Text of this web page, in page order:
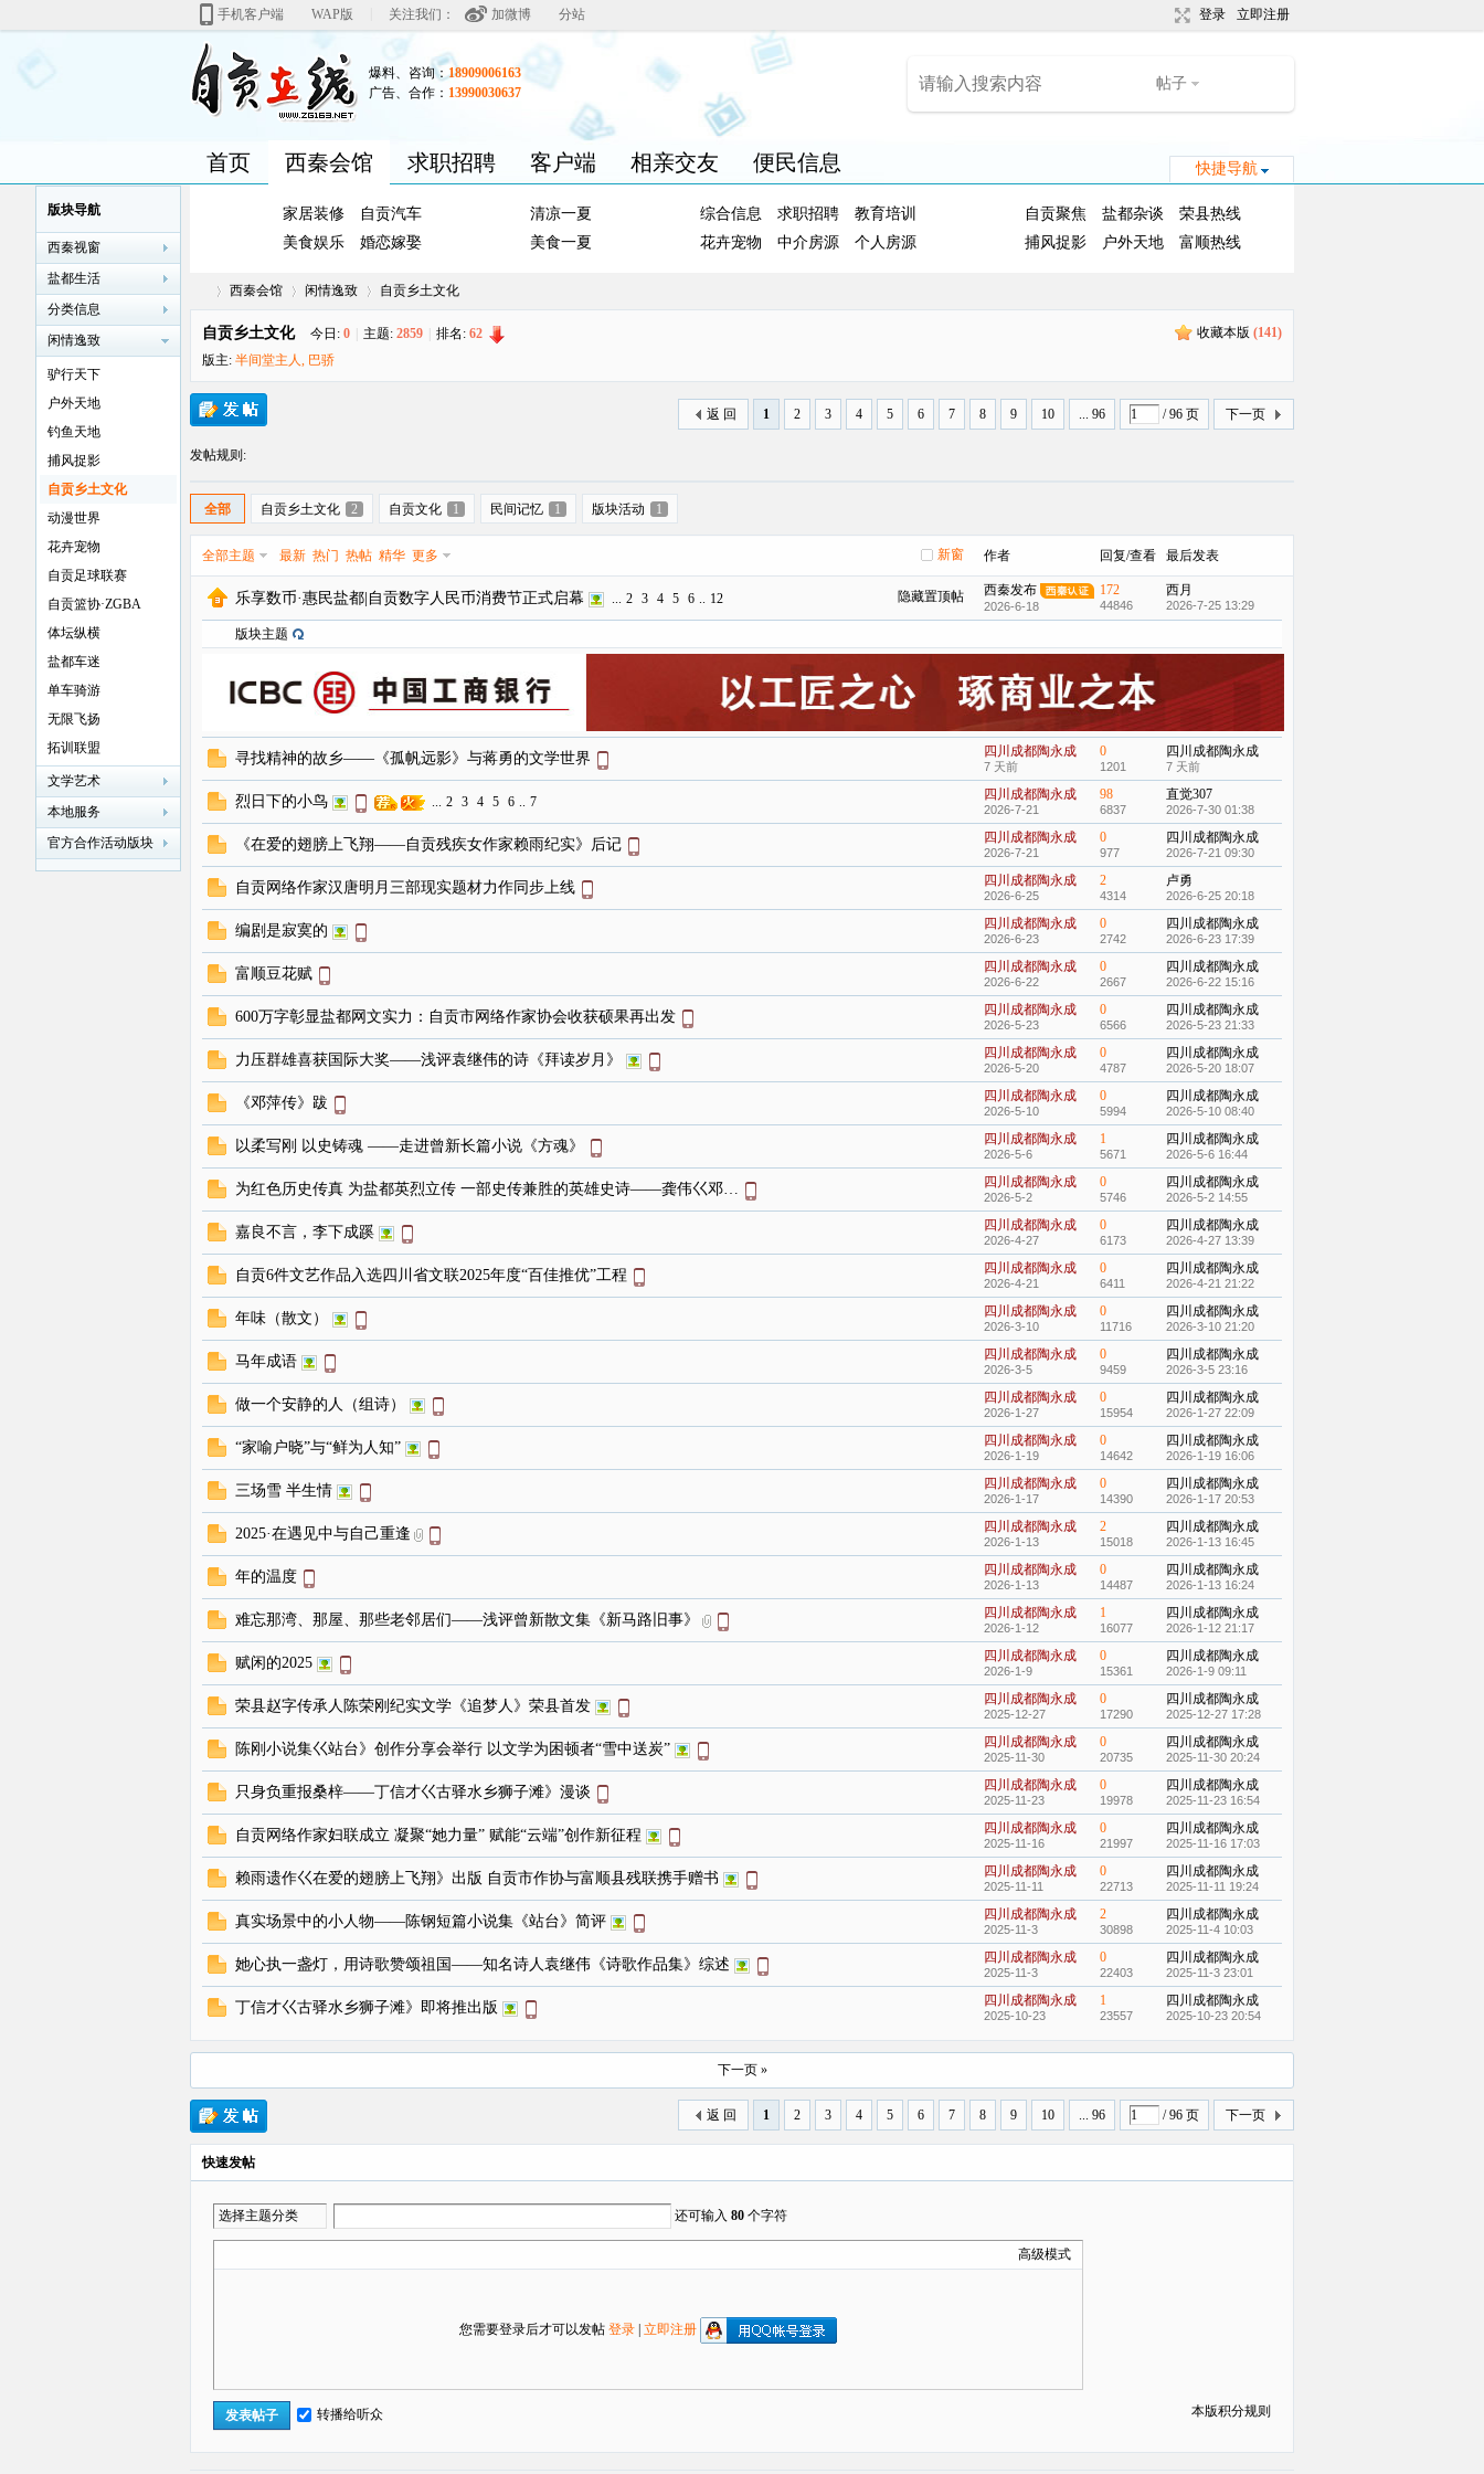
手机客户端 WAP版 关注我们： 加微博 分站 登录 立即注册
爆料、咨询：18909006163
广告、合作： 13990030637
帖子
快捷导航
首页 西秦会馆 求职招聘 客户端 相亲交友 便民信息
家居装修
自贡汽车
美食娱乐
婚恋嫁娶
清凉一夏
美食一夏
综合信息 求职招聘
教育培训
花卉宠物
中介房源 个人房源
自贡聚焦 盐都杂谈
荣县热线
捕风捉影
户外天地 富顺热线
自
在
»
西秦会馆
›
闲情逸致
›
自贡乡土文化
版块导航
西秦视窗
盐都生活
分类信息
闲情逸致
驴行天下
户外天地
钓鱼天地
捕风捉影
自贡乡土文化
动漫世界
花卉宠物
自贡足球联赛
自贡篮协·ZGBA
体坛纵横
盐都车迷
单车骑游
无限飞扬
拓训联盟
文学艺术
本地服务
官方合作活动版块
收藏本版 (141)
自贡乡土文化 今日: 0 主题: 2859 排名: 62
版主: 半间堂主人, 巴骄
1 2 3 4 5 6 7 8 9 10 ... 96 / 96 页 下一页
返 回
发帖规则:
全部 自贡乡土文化 2 自贡文化 1 民间记忆 1 版块活动 1
新窗
全部主题 最新 热门 热帖 精华 更多 作者 回复/查看 最后发表
隐藏置顶帖
乐享数币·惠民盐都|自贡数字人民币消费节正式启幕 ... 2 3 4 5 6 .. 12
西秦发布
2026-6-18
172
44846
西月
2026-7-25 13:29
版块主题
寻找精神的故乡——《孤帆远影》与蒋勇的文学世界 四川成都陶永成
7 天前
0
1201
四川成都陶永成
7 天前
烈日下的小鸟 ... 2 3 4 5 6 .. 7 四川成都陶永成
2026-7-21
98
6837
直觉307
2026-7-30 01:38
《在爱的翅膀上飞翔——自贡残疾女作家赖雨纪实》后记 四川成都陶永成
2026-7-21
0
977
四川成都陶永成
2026-7-21 09:30
自贡网络作家汉唐明月三部现实题材力作同步上线 四川成都陶永成
2026-6-25
2
4314
卢勇
2026-6-25 20:18
编剧是寂寞的 四川成都陶永成
2026-6-23
0
2742
四川成都陶永成
2026-6-23 17:39
富顺豆花赋 四川成都陶永成
2026-6-22
0
2667
四川成都陶永成
2026-6-22 15:16
600万字彰显盐都网文实力：自贡市网络作家协会收获硕果再出发 四川成都陶永成
2026-5-23
0
6566
四川成都陶永成
2026-5-23 21:33
力压群雄喜获国际大奖——浅评袁继伟的诗《拜读岁月》 四川成都陶永成
2026-5-20
0
4787
四川成都陶永成
2026-5-20 18:07
《邓萍传》跋 四川成都陶永成
2026-5-10
0
5994
四川成都陶永成
2026-5-10 08:40
以柔写刚 以史铸魂 ——走进曾新长篇小说《方魂》 四川成都陶永成
2026-5-6
1
5671
四川成都陶永成
2026-5-6 16:44
为红色历史传真 为盐都英烈立传 一部史传兼胜的英雄史诗——龚伟巜邓… 四川成都陶永成
2026-5-2
0
5746
四川成都陶永成
2026-5-2 14:55
嘉良不言，李下成蹊 四川成都陶永成
2026-4-27
0
6173
四川成都陶永成
2026-4-27 13:39
自贡6件文艺作品入选四川省文联2025年度“百佳推优”工程 四川成都陶永成
2026-4-21
0
6411
四川成都陶永成
2026-4-21 21:22
年味（散文） 四川成都陶永成
2026-3-10
0
11716
四川成都陶永成
2026-3-10 21:20
马年成语 四川成都陶永成
2026-3-5
0
9459
四川成都陶永成
2026-3-5 23:16
做一个安静的人（组诗） 四川成都陶永成
2026-1-27
0
15954
四川成都陶永成
2026-1-27 22:09
“家喻户晓”与“鲜为人知” 四川成都陶永成
2026-1-19
0
14642
四川成都陶永成
2026-1-19 16:06
三场雪 半生情 四川成都陶永成
2026-1-17
0
14390
四川成都陶永成
2026-1-17 20:53
2025·在遇见中与自己重逢 四川成都陶永成
2026-1-13
2
15018
四川成都陶永成
2026-1-13 16:45
年的温度 四川成都陶永成
2026-1-13
0
14487
四川成都陶永成
2026-1-13 16:24
难忘那湾、那屋、那些老邻居们——浅评曾新散文集《新马路旧事》 四川成都陶永成
2026-1-12
1
16077
四川成都陶永成
2026-1-12 21:17
赋闲的2025 四川成都陶永成
2026-1-9
0
15361
四川成都陶永成
2026-1-9 09:11
荣县赵字传承人陈荣刚纪实文学《追梦人》荣县首发 四川成都陶永成
2025-12-27
0
17290
四川成都陶永成
2025-12-27 17:28
陈刚小说集巜站台》创作分享会举行 以文学为困顿者“雪中送炭” 四川成都陶永成
2025-11-30
0
20735
四川成都陶永成
2025-11-30 20:24
只身负重报桑梓——丁信才巜古驿水乡狮子滩》漫谈 四川成都陶永成
2025-11-23
0
19978
四川成都陶永成
2025-11-23 16:54
自贡网络作家妇联成立 凝聚“她力量” 赋能“云端”创作新征程 四川成都陶永成
2025-11-16
0
21997
四川成都陶永成
2025-11-16 17:03
赖雨遗作巜在爱的翅膀上飞翔》出版 自贡市作协与富顺县残联携手赠书 四川成都陶永成
2025-11-11
0
22713
四川成都陶永成
2025-11-11 19:24
真实场景中的小人物——陈钢短篇小说集《站台》简评 四川成都陶永成
2025-11-3
2
30898
四川成都陶永成
2025-11-4 10:03
她心执一盏灯，用诗歌赞颂祖国——知名诗人袁继伟《诗歌作品集》综述 四川成都陶永成
2025-11-3
0
22403
四川成都陶永成
2025-11-3 23:01
丁信才巜古驿水乡狮子滩》即将推出版 四川成都陶永成
2025-10-23
1
23557
四川成都陶永成
2025-10-23 20:54
下一页 »
1 2 3 4 5 6 7 8 9 10 ... 96 / 96 页 下一页
返 回
快速发帖
选择主题分类 还可输入 80 个字符
高级模式
您需要登录后才可以发帖 登录 立即注册
本版积分规则
发表帖子 转播给听众